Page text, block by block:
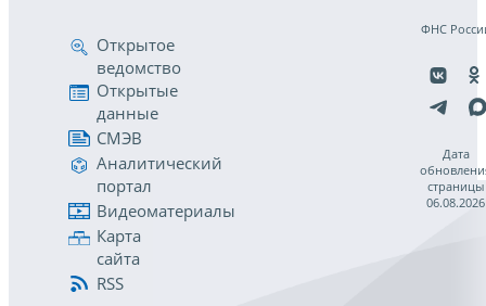
Открытое
ведомство
Открытые
данные
СМЭВ
Аналитический
портал
Видеоматериалы
Карта
сайта
RSS
ФНС
Дата
страницы
06.08.2026